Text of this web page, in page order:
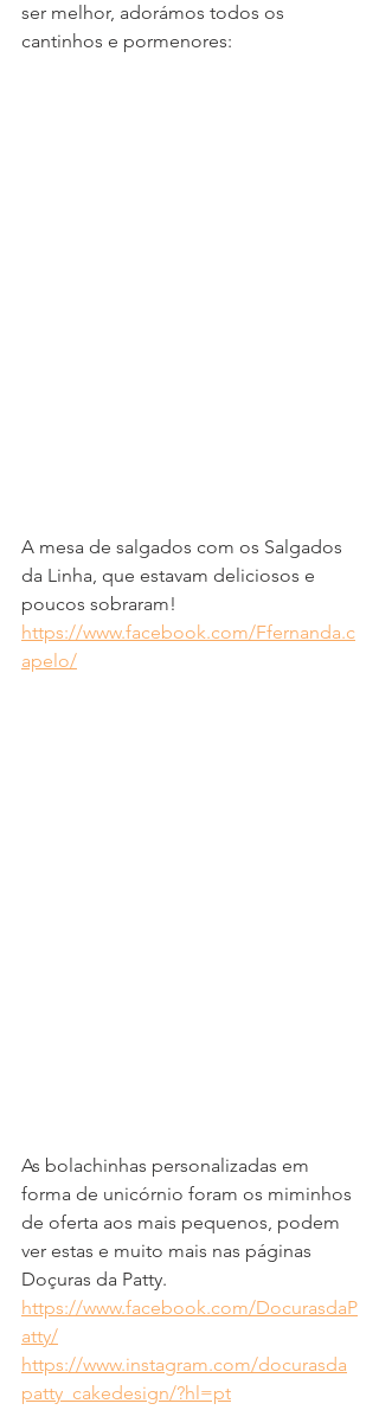
ser melhor, adorámos todos os
cantinhos e pormenores:
A mesa de salgados com os Salgados
da Linha, que estavam deliciosos e
poucos sobraram!
https://www.facebook.com/Ffernanda.c
apelo/
As bolachinhas personalizadas em
forma de unicórnio foram os miminhos
de oferta aos mais pequenos, podem
ver estas e muito mais nas páginas
Doçuras da Patty.
https://www.facebook.com/DocurasdaP
atty/
https://www.instagram.com/docurasda
patty_cakedesign/?hl=pt